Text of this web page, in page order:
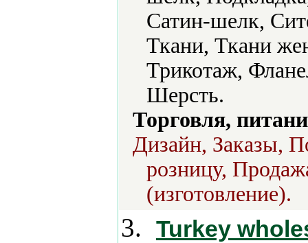
Сатин-шелк,
Ткани, Ткани
Трикотаж,
Шерсть.
Торговля,
Дизайн, Заказы,
розницу,
(изготовление).
3.
Turkey